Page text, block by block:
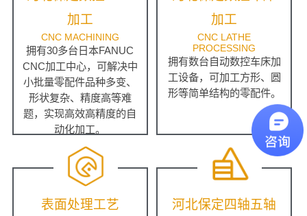
加工
CNC MACHINING
拥有30多台日本FANUC
CNC加工中心，可解决中
小批量零配件品种多变、
形状复杂、精度高等难
题，实现高效高精度的自
动化加工。
加工
CNC LATHE
PROCESSING
拥有数台自动数控车床加
工设备，可加工方形、圆
形等简单结构的零配件。
表面处理工艺
河北保定四轴五轴